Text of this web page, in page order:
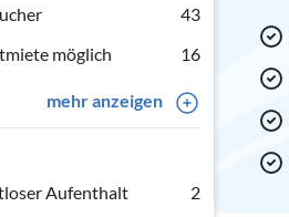
43
möglich
16
mehr anzeigen
Aufenthalt 2